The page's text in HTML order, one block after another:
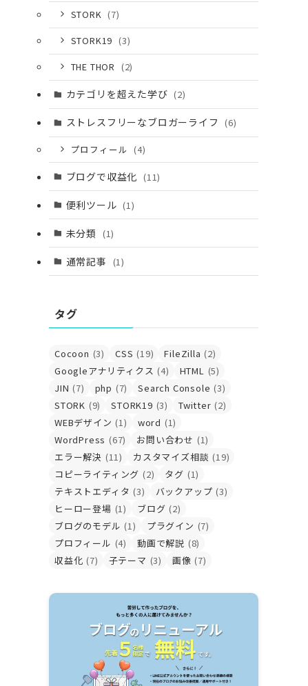
STORK (7)
STORK19 (3)
THE THOR (2)
カテゴリを超えた学び (2)
ストレスフリーなブロガーライフ (6)
プロフィール (4)
ブログで収益化 (11)
便利ツール (1)
未分類 (1)
通常記事 (1)
タグ
Cocoon (3) CSS (19) FileZilla (2)
Googleアナリティクス (4) HTML (5)
JIN (7) php (7) Search Console (3)
STORK (9) STORK19 (3) Twitter (2)
WEBデザイン (1) word (1)
WordPress (67) お問い合わせ (1)
エラー解決 (11) カスタマイズ相談 (19)
コピーライティング (2) タグ (1)
テキストエディタ (3) バックアップ (3)
ヒーロー登場 (1) ブログ (2)
ブログのモデル (1) プラグイン (7)
プロフィール (4) 動画で解説 (8)
収益化 (7) 子テーマ (3) 画像 (7)